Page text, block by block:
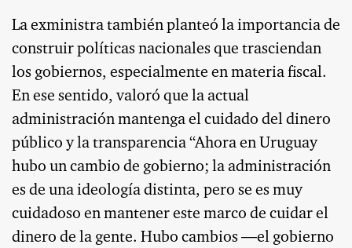
La exministra también planteó la importancia de
construir políticas nacionales que trasciendan
los gobiernos, especialmente en materia fiscal.
En ese sentido, valoró que la actual
administración mantenga el cuidado del dinero
público y la transparencia “Ahora en Uruguay
hubo un cambio de gobierno; la administración
es de una ideología distinta, pero se es muy
cuidadoso en mantener este marco de cuidar el
dinero de la gente. Hubo cambios —el gobierno